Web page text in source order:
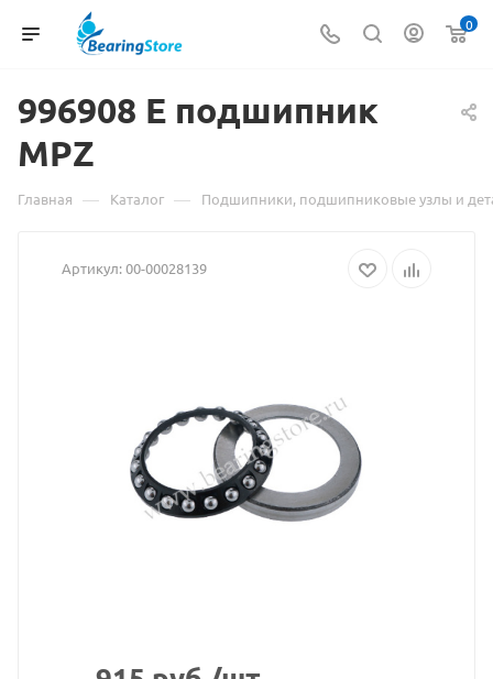
0
996908 Е подшипник
MPZ
Главная — Каталог — Подшипники, подшипниковые узлы и
Артикул:00-00028139